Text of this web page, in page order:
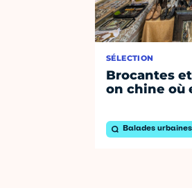
SÉLECTION
Brocantes
on chine où
Balades urbaines